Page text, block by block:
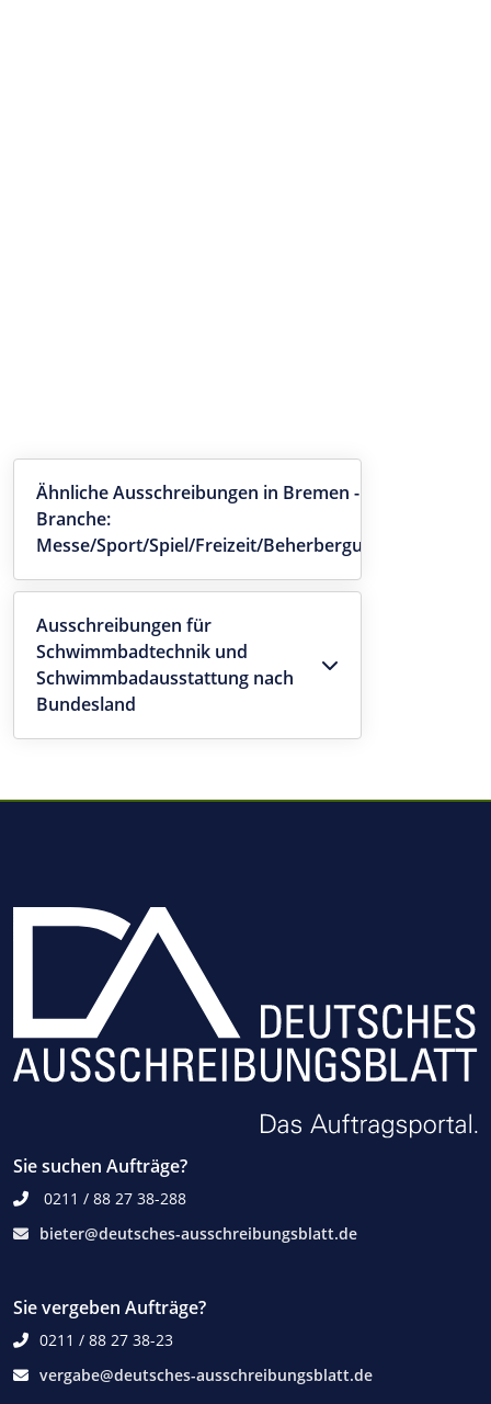
Ähnliche Ausschreibungen in Bremen -
Branche:
Messe/Sport/Spiel/Freizeit/Beherbergung
Ausschreibungen für
Schwimmbadtechnik und
Schwimmbadausstattung nach
Bundesland
Sie suchen Aufträge?
0211 / 88 27 38-288
bieter@deutsches-ausschreibungsblatt.de
Sie vergeben Aufträge?
0211 / 88 27 38-23
vergabe@deutsches-ausschreibungsblatt.de